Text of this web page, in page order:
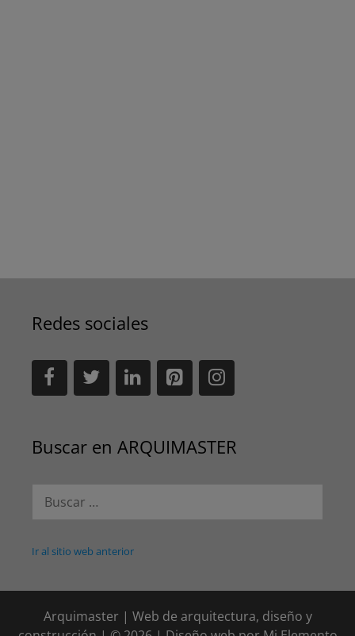
Redes sociales
Buscar en ARQUIMASTER
Ir al sitio web anterior
Arquimaster | Web de arquitectura, diseño y